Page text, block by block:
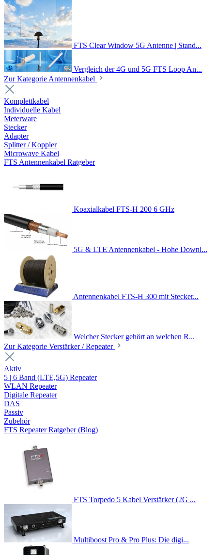
FTS Clear Window 5G Antenne | Stand...
Vergleich der 4G und 5G FTS Loop An...
Zur Kategorie Antennenkabel
Komplettkabel
Individuelle Kabel
Meterware
Stecker
Adapter
Splitter / Koppler
Microwave Kabel
FTS Antennenkabel Ratgeber
Koaxialkabel FTS-H 200 6 GHz
5G & LTE Antennenkabel - Hohe Downl...
Antennenkabel FTS-H 300 mit Stecker...
Welcher Stecker gehört an welchen R...
Zur Kategorie Verstärker / Repeater
Aktiv
5 | 6 Band (LTE,5G) Repeater
WLAN Repeater
Digitale Repeater
DAS
Passiv
Zubehör
FTS Repeater Ratgeber (Blog)
FTS Torpedo 5 Kabel Verstärker (2G ...
Multiboost Pro & Pro Plus: Die digi...